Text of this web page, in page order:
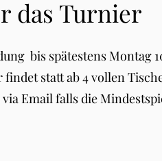
das Turnier
bis spätestens Montag
statt ab 4 vollen
via Email falls die